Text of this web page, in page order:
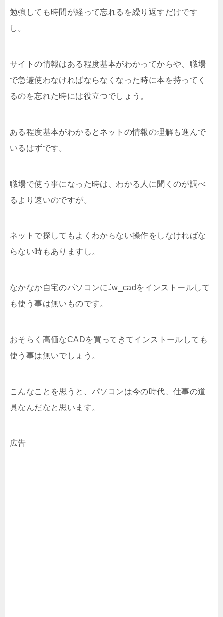
勉強しても時間が経って忘れるを繰り返すだけです
し。
サイトの情報はある程度基本がわかってからや、職場
で急遽使わなければならなくなった時に本を持ってく
るのを忘れた時には役立つでしょう。
ある程度基本がわかるとネットの情報の理解も進んで
いるはずです。
職場で使う事になった時は、わかる人に聞くのが調べ
るより速いのですが。
ネットで探してもよくわからない操作をしなければな
らない時もありますし。
なかなか自宅のパソコンにJw_cadをインストールして
も使う事は無いものです。
おそらく高価なCADを買ってきてインストールしても
使う事は無いでしょう。
こんなことを思うと、パソコンは今の時代、仕事の道
具なんだなと思います。
広告